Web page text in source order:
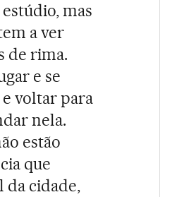
mas
a ver
de rima.
e se
voltar para
nela.
estão
que
da cidade,